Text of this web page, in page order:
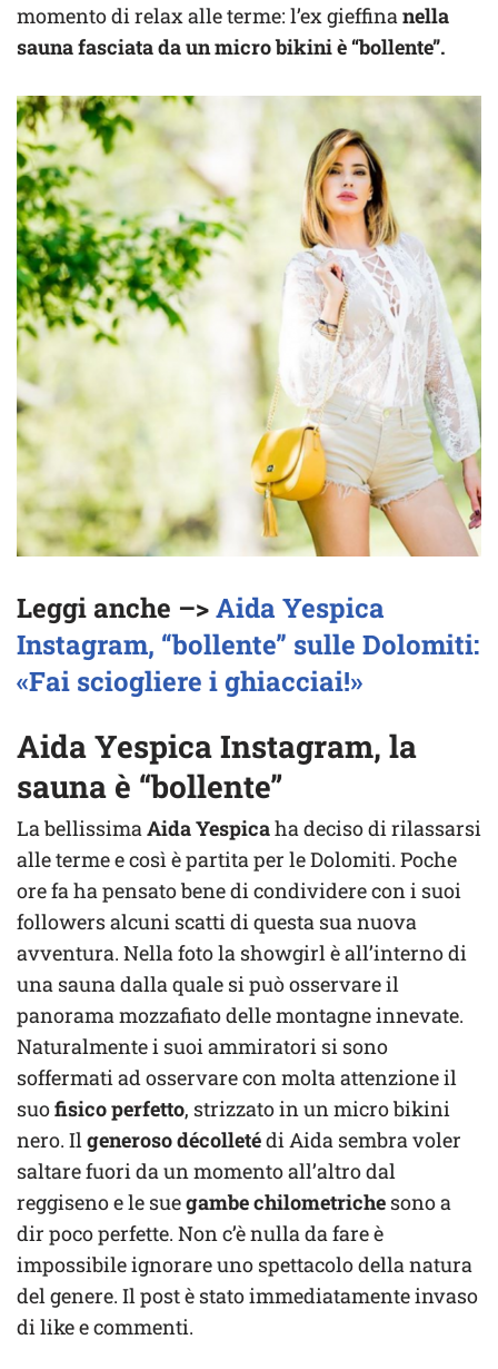
momento di relax alle terme: l’ex gieffinanella
sauna fasciata da un micro bikini è “bollente”.
Leggi anche –>Aida Yespica
Instagram, “bollente” sulle Dolomiti:
«Fai sciogliere i ghiacciai!»
Aida Yespica Instagram, la
sauna è “bollente”
La bellissimaAida Yespicaha deciso di rilassarsi
alle terme e così è partita per le Dolomiti. Poche
ore fa ha pensato bene di condividere con i suoi
followers alcuni scatti di questa sua nuova
avventura. Nella foto la showgirl è all’interno di
una sauna dalla quale si può osservare il
panorama mozzafiato delle montagne innevate.
Naturalmente i suoi ammiratori si sono
soffermati ad osservare con molta attenzione il
suofisico perfetto, strizzato in un micro bikini
nero. Ilgeneroso décolletédi Aida sembra voler
saltare fuori da un momento all’altro dal
reggiseno e le suegambe chilometriche sono a
dir poco perfette. Non c’è nulla da fare è
impossibile ignorare uno spettacolo della natura
del genere. Il post è stato immediatamente invaso
di like e commenti.